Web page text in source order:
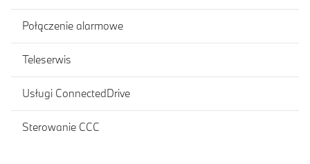
Połączenie alarmowe
Teleserwis
Usługi ConnectedDrive
Sterowanie CCC